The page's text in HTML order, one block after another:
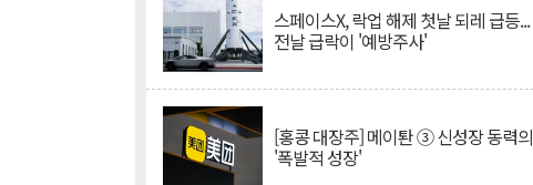
스페이스X, 락업 해제 첫날 되레 급등...
전날 급락이 '예방주사'
[홍콩 대장주] 메이퇀 ③ 신성장 동력의
'폭발적 성장'